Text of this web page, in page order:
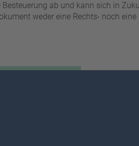
ab und kann sich in
weder eine Rechts- noch